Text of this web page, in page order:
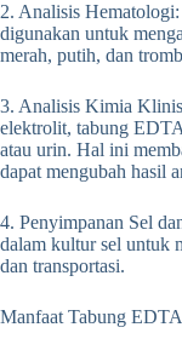
2. Analisis
digunakan untuk
merah, putih, dan
3. Analisis Kimia
elektrolit, tabung
atau urin. Hal ini
dapat mengubah hasil
4. Penyimpanan Sel
dalam kultur sel untuk
dan transportasi.
Manfaat Tabung